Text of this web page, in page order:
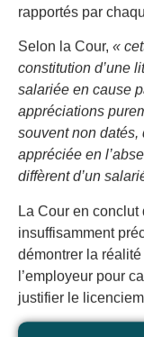
rapportés par
Selon la Cour, «
constitution d’une
salariée en cause
appréciations
souvent non datés,
appréciée en
diffèrent d’un
La Cour en
insuffisamment
démontrer la
l’employeur pour
justifier le